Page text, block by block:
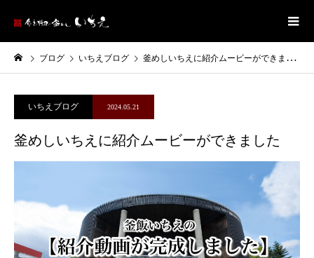
ブログ いちえブログ 釜めしいちえに紹介ムービーができました
いちえブログ 2024.05.21
釜めしいちえに紹介ムービーができました